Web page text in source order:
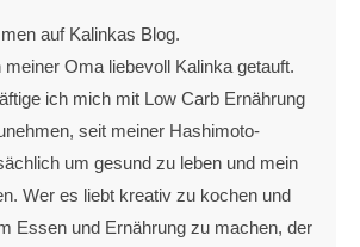
auf Kalinkas Blog.
meiner Oma liebevoll Kalinka getauft.
ich mich mit Low Carb Ernährung
seit meiner Hashimoto-
um gesund zu leben und mein
Wer es liebt kreativ zu kochen und
Essen und Ernährung zu machen, der